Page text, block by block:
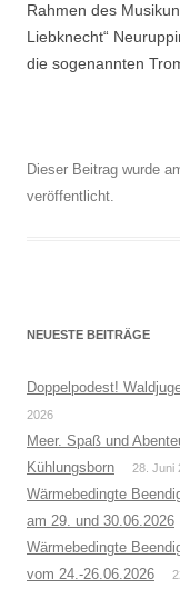
Rahmen des
Liebknecht“
die sogenannten
Dieser Beitrag wurde
veröffentlicht.
NEUESTE BEITRÄGE
Doppelpodest!
2026
Meer. Spaß und
Kühlungsborn
28. Juni
Wärmebedingte
am 29. und 30.06.2026
Wärmebedingte
vom 24.-26.06.2026